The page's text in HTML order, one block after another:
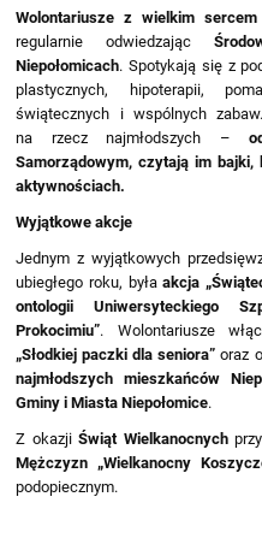
Wolontariusze z wielkim
regularnie odwiedzając
Niepołomicach. Spotykają się z
plastycznych, hipoterapii,
świątecznych i wspólnych
na rzecz najmłodszych –
Samorządowym, czytają im
aktywnościach.
Wyjątkowe akcje
Jednym z wyjątkowych
ubiegłego roku, byłaakcja
ontologii Uniwersyteckiego
Prokocimiu”. Wolontariusze
„Słodkiej paczki dla seniora” oraz
najmłodszych mieszkańców
Gminy i Miasta Niepołomice.
Z okazjiŚwiąt Wielkanocnych
Mężczyzn „Wielkanocny
podopiecznym.